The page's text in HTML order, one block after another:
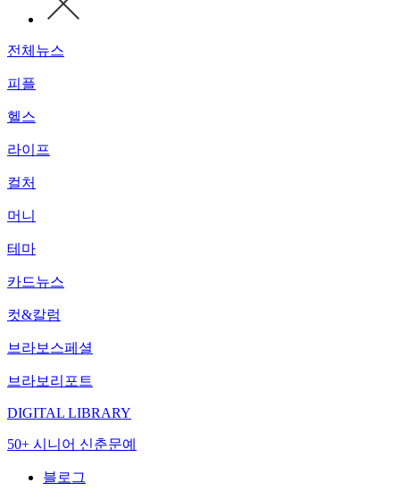
전체뉴스
피플
헬스
라이프
컬처
머니
테마
카드뉴스
컷&칼럼
브라보스페셜
브라보리포트
DIGITAL LIBRARY
50+ 시니어 신춘문예
블로그